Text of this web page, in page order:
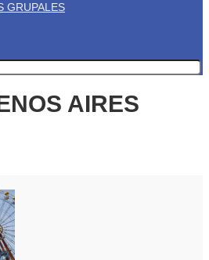
GRUPALES
AIRES